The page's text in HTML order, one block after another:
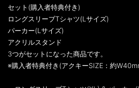
セット(購入者特典付き)
ロングスリーブTシャツ(Lサイズ)
パーカー(Lサイズ)
アクリルスタンド
3つがセットになった商品です。
※購入者特典付き(アクキーSIZE：約